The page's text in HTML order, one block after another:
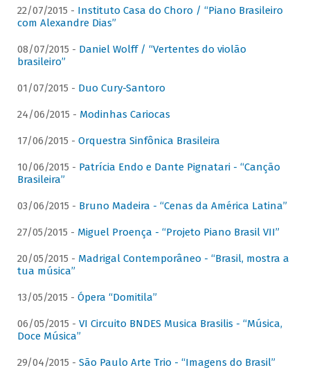
22/07/2015 - Instituto Casa do Choro / “Piano Brasileiro
com Alexandre Dias”
08/07/2015 - Daniel Wolff / “Vertentes do violão
brasileiro”
01/07/2015 - Duo Cury-Santoro
24/06/2015 - Modinhas Cariocas
17/06/2015 - Orquestra Sinfônica Brasileira
10/06/2015 - Patrícia Endo e Dante Pignatari - “Canção
Brasileira”
03/06/2015 - Bruno Madeira - “Cenas da América Latina”
27/05/2015 - Miguel Proença - “Projeto Piano Brasil VII”
20/05/2015 - Madrigal Contemporâneo - “Brasil, mostra a
tua música”
13/05/2015 - Ópera “Domitila”
06/05/2015 - VI Circuito BNDES Musica Brasilis - “Música,
Doce Música”
29/04/2015 - São Paulo Arte Trio - “Imagens do Brasil”